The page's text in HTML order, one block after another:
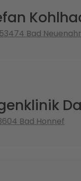
Bad
Bad Honnef